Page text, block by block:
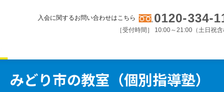
入会に関するお問い合わせはこちら 0120-334-
［受付時間］ 10:00～21:00（土日祝
みどり市の教室（個別指導塾）